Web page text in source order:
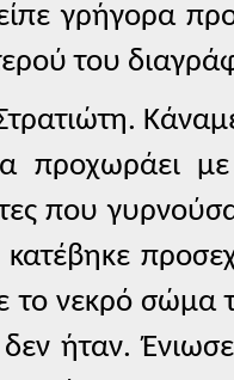
γρήγορα
του
προχωράει
που
το νεκρό σώμα
ήταν.